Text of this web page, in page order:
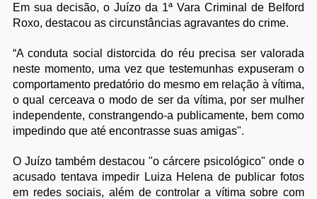
Em sua decisão, o Juízo da 1ª Vara Criminal de Belford
Roxo, destacou as circunstâncias agravantes do crime.
“A conduta social distorcida do réu precisa ser valorada
neste momento, uma vez que testemunhas expuseram o
comportamento predatório do mesmo em relação à vítima,
o qual cerceava o modo de ser da vítima, por ser mulher
independente, constrangendo-a publicamente, bem como
impedindo que até encontrasse suas amigas".
O Juízo também destacou "o cárcere psicológico" onde o
acusado tentava impedir Luiza Helena de publicar fotos
em redes sociais, além de controlar a vítima sobre com